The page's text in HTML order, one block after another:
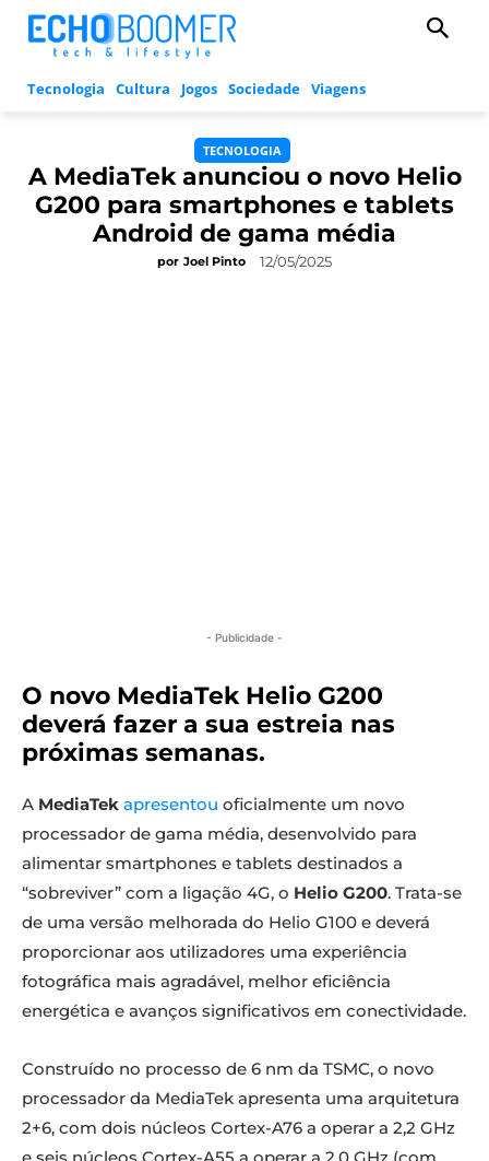
Tecnologia Cultura Jogos Sociedade Viagens
TECNOLOGIA
A MediaTek anunciou o novo Helio
G200 para smartphones e tablets
Android de gama média
por Joel Pinto 12/05/2025
- Publicidade -
O novo MediaTek Helio G200
deverá fazer a sua estreia nas
próximas semanas.
A MediaTek apresentou oficialmente um novo
processador de gama média, desenvolvido para
alimentar smartphones e tablets destinados a
“sobreviver” com a ligação 4G, o Helio G200. Trata-se
de uma versão melhorada do Helio G100 e deverá
proporcionar aos utilizadores uma experiência
fotográfica mais agradável, melhor eficiência
energética e avanços significativos em conectividade.
Construído no processo de 6 nm da TSMC, o novo
processador da MediaTek apresenta uma arquitetura
2+6, com dois núcleos Cortex-A76 a operar a 2,2 GHz